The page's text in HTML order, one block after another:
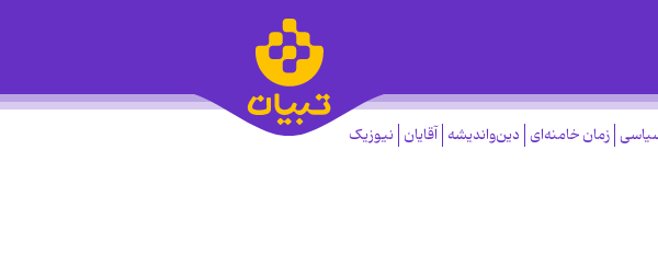
زمان خامنه‌ای دین‌واندیشه آقایان نیوزیک